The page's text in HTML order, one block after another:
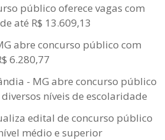
público oferece vagas com
até R$ 13.609,13
abre concurso público com
6.280,77
- MG abre concurso público
níveis de escolaridade
edital de concurso público
médio e superior